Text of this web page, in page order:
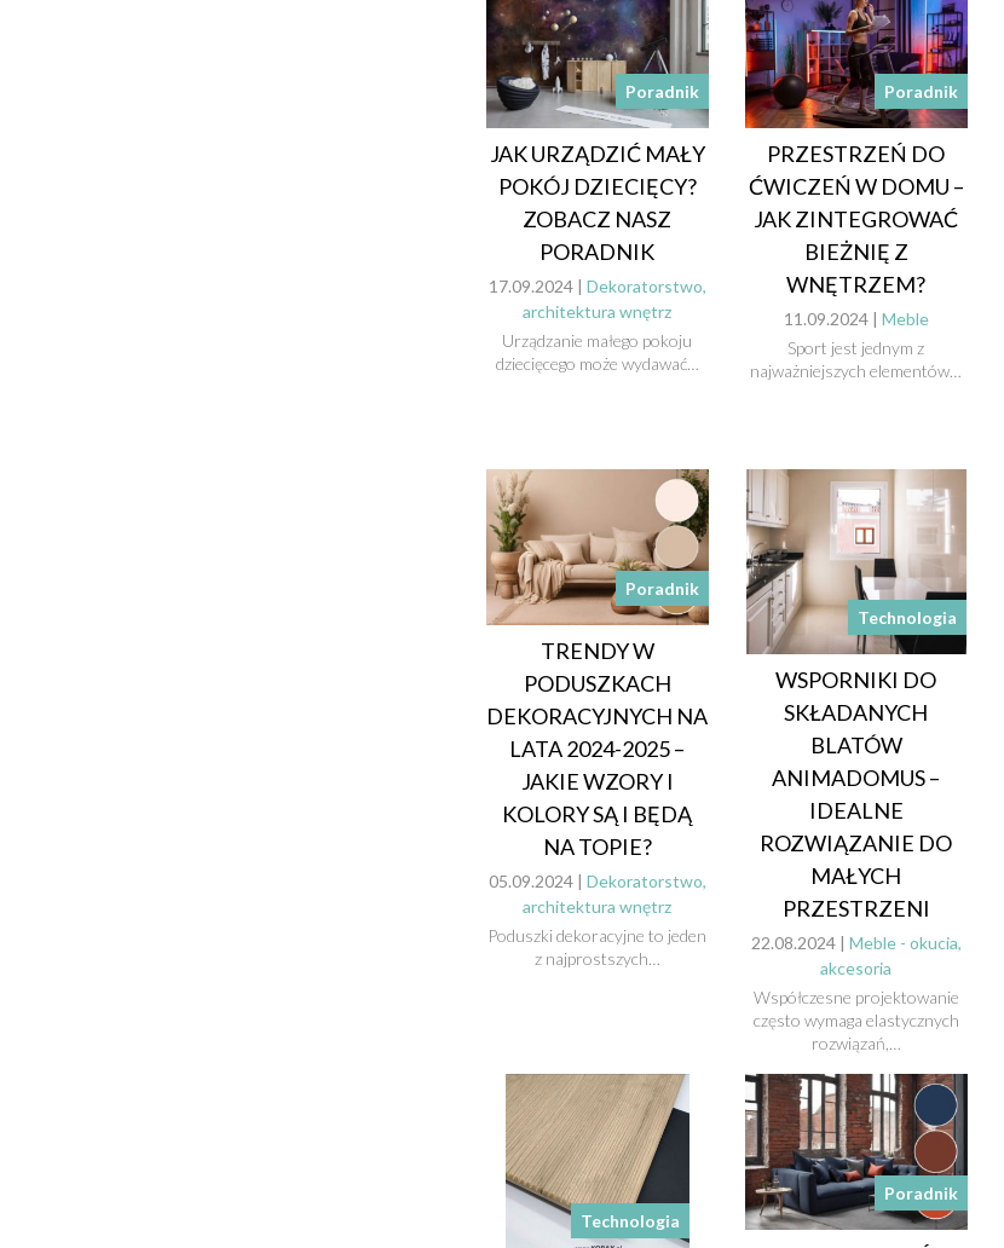
Poradnik
JAK URZĄDZIĆ MAŁY
POKÓJ DZIECIĘCY?
ZOBACZ NASZ
PORADNIK
17.09.2024 | Dekoratorstwo,
architektura wnętrz
Urządzanie małego pokoju
dziecięcego może wydawać…
Poradnik
PRZESTRZEŃ DO
ĆWICZEŃ W DOMU –
JAK ZINTEGROWAĆ
BIEŻNIĘ Z
WNĘTRZEM?
11.09.2024 | Meble
Sport jest jednym z
najważniejszych elementów…
Poradnik
TRENDY W
PODUSZKACH
DEKORACYJNYCH NA
LATA 2024-2025 –
JAKIE WZORY I
KOLORY SĄ I BĘDĄ
NA TOPIE?
05.09.2024 | Dekoratorstwo,
architektura wnętrz
Poduszki dekoracyjne to jeden
z najprostszych…
Technologia
WSPORNIKI DO
SKŁADANYCH
BLATÓW
ANIMADOMUS –
IDEALNE
ROZWIĄZANIE DO
MAŁYCH
PRZESTRZENI
22.08.2024 | Meble - okucia,
akcesoria
Współczesne projektowanie
często wymaga elastycznych
rozwiązań,…
Technologia
Poradnik